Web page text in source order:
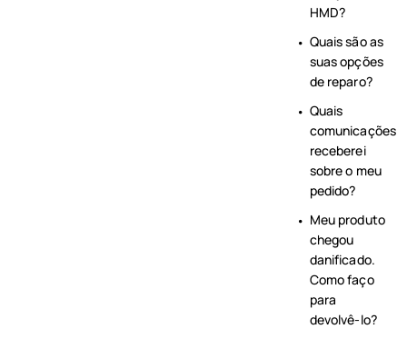
HMD?
Quais são as
suas opções
de reparo?
Quais
comunicações
receberei
sobre o meu
pedido?
Meu produto
chegou
danificado.
Como faço
para
devolvê-lo?